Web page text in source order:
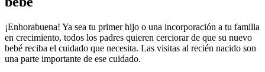
¡Enhorabuena! Ya sea tu primer hijo o una incorporación a tu familia
en crecimiento, todos los padres quieren cerciorar de que su nuevo
bebé reciba el cuidado que necesita. Las visitas al recién nacido son
una parte importante de ese cuidado.